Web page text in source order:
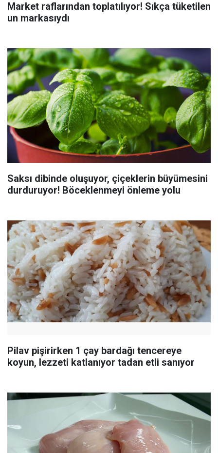
Market raflarından toplatılıyor! Sıkça tüketilen
un markasıydı
Saksı dibinde oluşuyor, çiçeklerin büyümesini
durduruyor! Böceklenmeyi önleme yolu
Pilav pişirirken 1 çay bardağı tencereye
koyun, lezzeti katlanıyor tadan etli sanıyor